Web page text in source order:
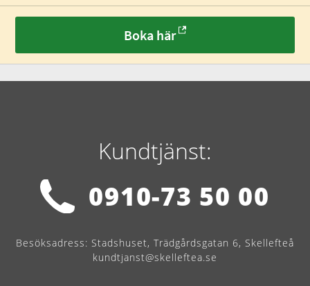
Boka här
Kundtjänst:
0910-73 50 00
Besöksadress: Stadshuset, Trädgårdsgatan 6, Skellefteå
kundtjanst@skelleftea.se